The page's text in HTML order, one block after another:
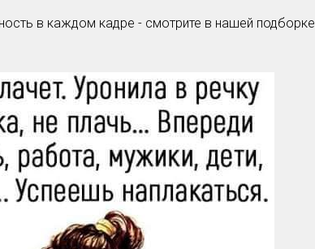
в каждом кадре - смотрите в нашей подборке